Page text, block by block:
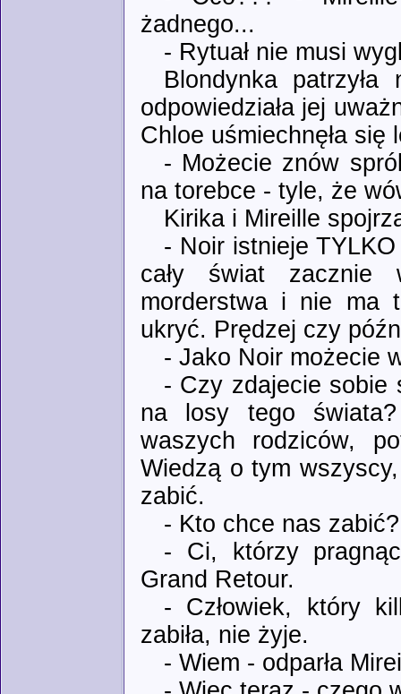
żadnego...
- Rytuał nie musi
Blondynka
odpowiedziała jej
Chloe uśmiechnęła się
- Możecie znów
na torebce - tyle, że
Kirika i Mireille
- Noir istnieje
cały świat zacznie
morderstwa i nie ma
ukryć. Prędzej czy
- Jako Noir możecie
- Czy zdajecie sobie
na losy tego
waszych rodziców,
Wiedzą o tym
zabić.
- Kto chce nas
- Ci, którzy
Grand Retour.
- Człowiek, który
zabiła, nie żyje.
- Wiem - odparła